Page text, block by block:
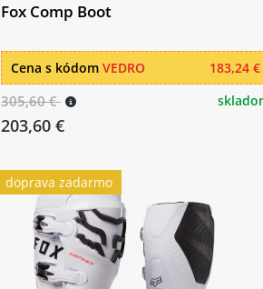
Fox Comp Boot
183,24 €
Cena s kódomVEDRO
305,60 €
203,60 €
doprava zadarmo